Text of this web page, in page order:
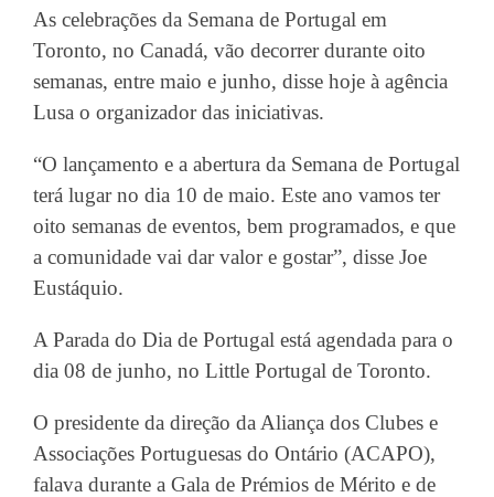
As celebrações da Semana de Portugal em
Toronto, no Canadá, vão decorrer durante oito
semanas, entre maio e junho, disse hoje à agência
Lusa o organizador das iniciativas.
“O lançamento e a abertura da Semana de Portugal
terá lugar no dia 10 de maio. Este ano vamos ter
oito semanas de eventos, bem programados, e que
a comunidade vai dar valor e gostar”, disse Joe
Eustáquio.
A Parada do Dia de Portugal está agendada para o
dia 08 de junho, no Little Portugal de Toronto.
O presidente da direção da Aliança dos Clubes e
Associações Portuguesas do Ontário (ACAPO),
falava durante a Gala de Prémios de Mérito e de